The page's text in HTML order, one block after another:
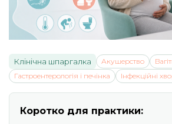
Клінічна шпаргалка Акушерство
Гастроентерологія і печінка
Інфекційні
Коротко для практики: